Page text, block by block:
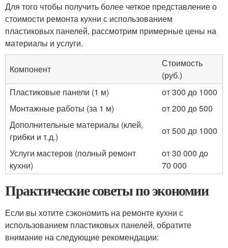
Для того чтобы получить более четкое представление о
стоимости ремонта кухни с использованием
пластиковых панелей, рассмотрим примерные цены на
материалы и услуги.
Компонент
Стоимость
(руб.)
Пластиковые панели (1 м)
от 300 до 1000
Монтажные работы (за 1 м)
от 200 до 500
Дополнительные материалы (клей,
грибки и т.д.)
от 500 до 1000
Услуги мастеров (полный ремонт
кухни)
от 30 000 до
70 000
Практические советы по экономии
Если вы хотите сэкономить на ремонте кухни с
использованием пластиковых панелей, обратите
внимание на следующие рекомендации: